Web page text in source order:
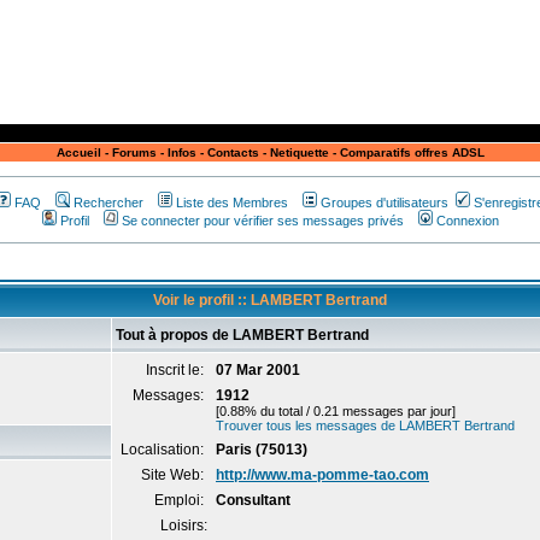
Accueil - Forums - Infos - Contacts - Netiquette- Comparatifs offres ADSL
FAQ Rechercher Liste des Membres Groupes d'utilisateurs
Profil
Se connecter pour vérifier ses messages privés Connexion
Voir le profil :: LAMBERT Bertrand
Tout à propos de LAMBERT Bertrand
Inscrit le:
07 Mar 2001
Messages:
1912
[0.88% du total / 0.21 messages par jour]
Trouver tous les messages de LAMBERT Bertrand
Localisation:
Paris (75013)
Site Web:
http://www.ma-pomme-tao.com
Emploi:
Consultant
Loisirs: